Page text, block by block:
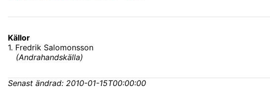
Källor
1. Fredrik Salomonsson
(Andrahandskälla)
Senast ändrad: 2010-01-15T00:00:00